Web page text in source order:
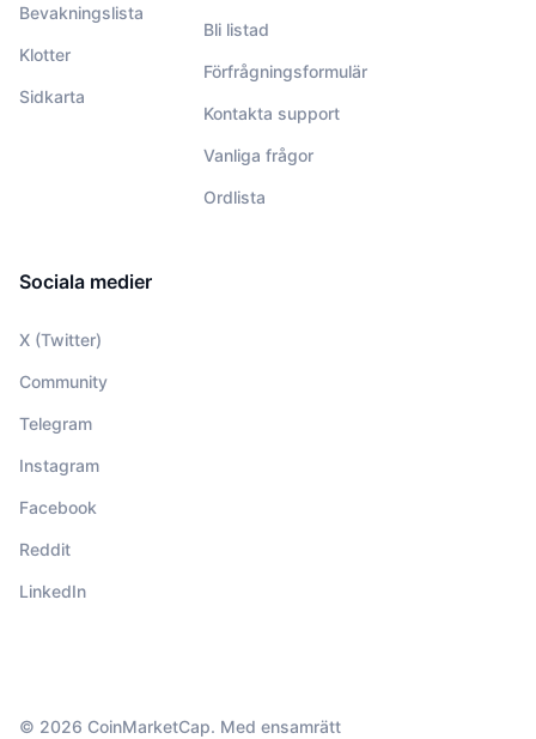
Bevakningslista
Klotter
Sidkarta
Bli listad
Förfrågningsformulär
Kontakta support
Vanliga frågor
Ordlista
Sociala medier
X (Twitter)
Community
Telegram
Instagram
Facebook
Reddit
LinkedIn
© 2026 CoinMarketCap. Med ensamrätt